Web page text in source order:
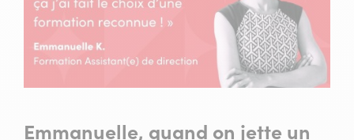
Emmanuelle, quand on jette un